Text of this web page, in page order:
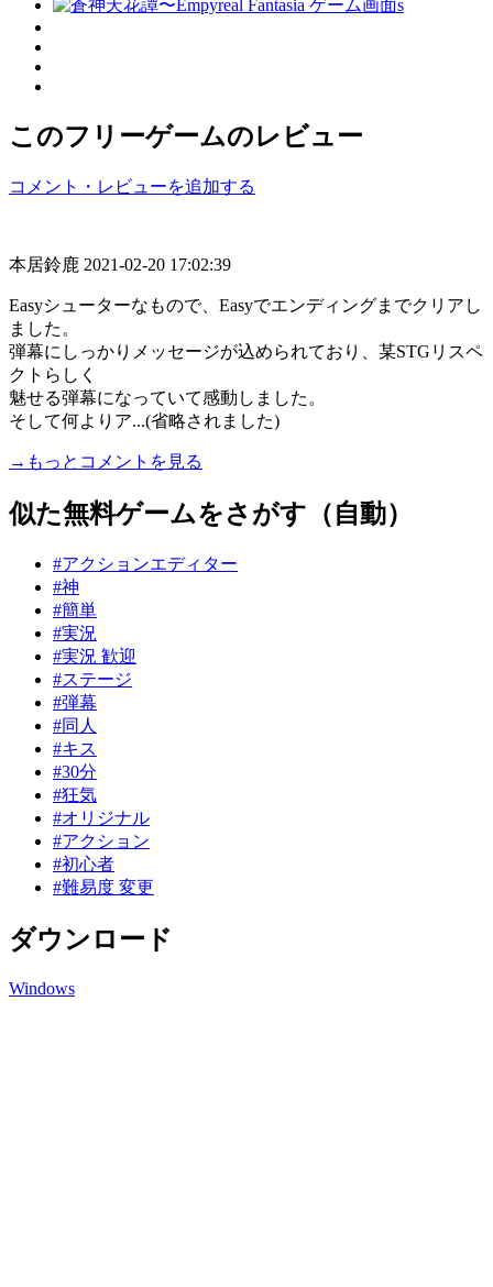
このフリーゲームのレビュー
コメント・レビューを追加する
本居鈴鹿 2021-02-20 17:02:39
Easyシューターなもので、Easyでエンディングまでクリアし
ました。
弾幕にしっかりメッセージが込められており、某STGリスペ
クトらしく
魅せる弾幕になっていて感動しました。
そして何よりア...(省略されました)
→もっとコメントを見る
似た無料ゲームをさがす（自動）
#アクションエディター
#神
#簡単
#実況
#実況 歓迎
#ステージ
#弾幕
#同人
#キス
#30分
#狂気
#オリジナル
#アクション
#初心者
#難易度 変更
ダウンロード
Windows